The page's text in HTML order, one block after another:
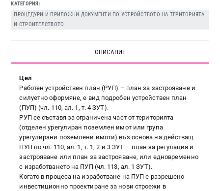
КАТЕГОРИЯ
ПРОЦЕДУРИ И ПРИЛОЖНИ ДОКУМЕНТИ ПО УСТРОЙСТВОТО НА ТЕРИТОРИЯТА
И СТРОИТЕЛСТВОТО
ОПИСАНИЕ
Цел
Работен устройствен план (РУП) – план за застрояване и
силуетно оформяне, е вид подробен устройствен план
(ПУП) (чл. 110, ал. 1, т. 4 ЗУТ).
РУП се съставя за ограничена част от територията
(отделен урегулиран поземлен имот или група
урегулирани поземлени имоти) въз основа на действащ
ПУП по чл. 110, ал. 1, т. 1, 2 и 3 ЗУТ – план за регулация и
застрояване или план за застрояване, или едновременно
с изработването на ПУП (чл. 113, ал. 1 ЗУТ).
Когато в процеса на изработване на ПУП е разрешено
инвестиционно проектиране за нови строежи в